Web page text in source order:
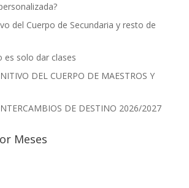
del Cuerpo de Secundaria y resto de
es solo dar clases
DEL CUERPO DE MAESTROS Y
DE DESTINO 2026/2027
Meses